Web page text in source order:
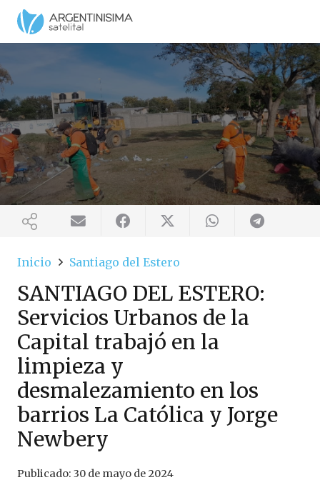
Inicio Santiago del Estero
SANTIAGO DEL ESTERO:
Servicios Urbanos de la
Capital trabajó en la
limpieza y
desmalezamiento en los
barrios La Católica y Jorge
Newbery
Publicado: 30 de mayo de 2024